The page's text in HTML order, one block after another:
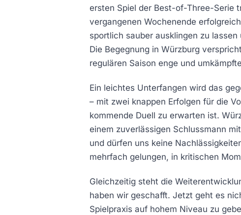
ersten Spiel der Best-of-Three-Serie
vergangenen Wochenende
sportlich sauber ausklingen zu
Die Begegnung in Würzburg
regulären Saison enge und
Ein leichtes Unterfangen wird das
– mit zwei knappen Erfolgen für die
kommende Duell zu erwarten ist.
einem zuverlässigen Schlussmann
und dürfen uns keine
mehrfach gelungen, in kritischen
Gleichzeitig steht die
haben wir geschafft. Jetzt geht es
Spielpraxis auf hohem Niveau zu